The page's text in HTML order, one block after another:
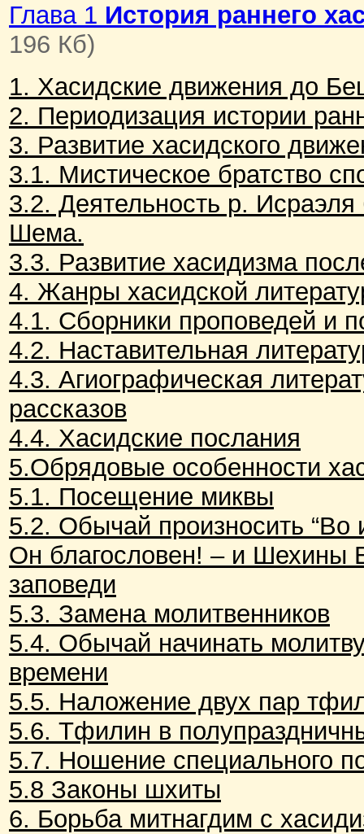
Глава 1 История раннего
196 Кб)
1. Хасидские движения до
2. Периодизация истории
3. Развитие хасидского
3.1. Мистическое братство
3.2. Деятельность р.
Шема.
3.3. Развитие хасидизма
4. Жанры хасидской
4.1. Сборники проповедей и
4.2. Наставительная
4.3. Агиографическая
рассказов
4.4. Хасидские послания
5.Обрядовые особенности
5.1. Посещение миквы
5.2. Обычай произносить “Во
Он благословен! – и Шехины
заповеди
5.3. Замена молитвенников
5.4. Обычай начинать
времени
5.5. Наложение двух пар
5.6. Тфилин в
5.7. Ношение специального
5.8 Законы шхиты
6. Борьба митнагдим с